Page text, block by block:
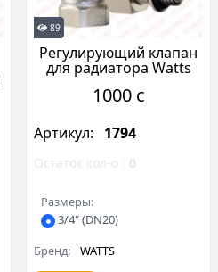
89
Регулирующий клапан
для радиатора Watts
1000 c
Артикул: 1794
Остаток кол-о : 0
Размеры:
3/4" (DN20)
Бренд:
WATTS